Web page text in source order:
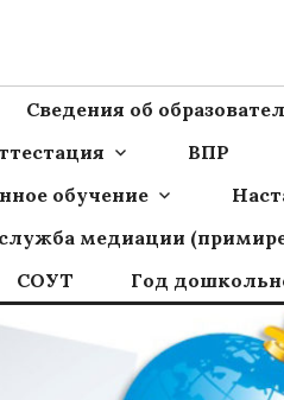
ООШ
Сведения об
ВПР
обучение
медиации
СОУТ Год